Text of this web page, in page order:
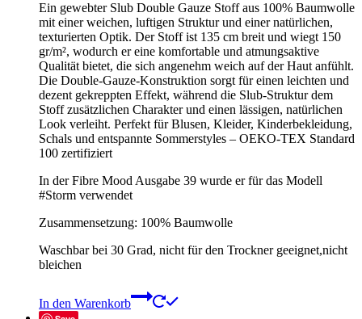
Ein gewebter Slub Double Gauze Stoff aus 100% Baumwolle
mit einer weichen, luftigen Struktur und einer natürlichen,
texturierten Optik. Der Stoff ist 135 cm breit und wiegt 150
gr/m², wodurch er eine komfortable und atmungsaktive
Qualität bietet, die sich angenehm weich auf der Haut anfühlt.
Die Double-Gauze-Konstruktion sorgt für einen leichten und
dezent gekreppten Effekt, während die Slub-Struktur dem
Stoff zusätzlichen Charakter und einen lässigen, natürlichen
Look verleiht. Perfekt für Blusen, Kleider, Kinderbekleidung,
Schals und entspannte Sommerstyles – OEKO-TEX Standard
100 zertifiziert
In der Fibre Mood Ausgabe 39 wurde er für das Modell
#Storm verwendet
Zusammensetzung: 100% Baumwolle
Waschbar bei 30 Grad, nicht für den Trockner geeignet,nicht
bleichen
In den Warenkorb